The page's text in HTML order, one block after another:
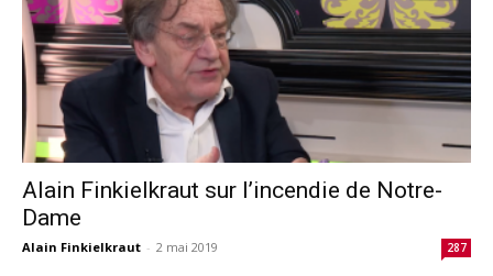
Alain Finkielkraut sur l’incendie de Notre-
Dame
Alain Finkielkraut - 2 mai 2019 287